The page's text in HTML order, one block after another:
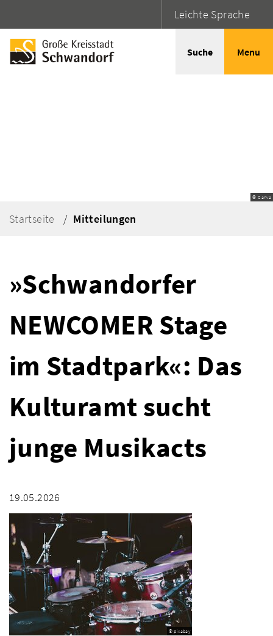
Leichte Sprache
Suche Menu
© Canva
Startseite Mitteilungen
»Schwandorfer
NEWCOMER Stage
im Stadtpark«: Das
Kulturamt sucht
junge Musikacts
19.05.2026
© pixabay